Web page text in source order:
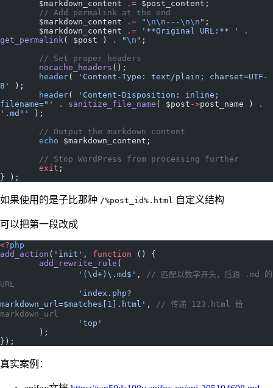
	$markdown_content
.= $post_content;
	// Add permalink at the end
	$markdown_content
.= "\n\n ---\n\n " ;
	$markdown_content
.= '**Original URL:** '
.
get_permalink( $post ) . "\n " ;
	// Set proper headers
	nocache_headers
();
	header
(
'Content-Type: text/plain; charset=UTF-
8'
);
	header
(
'Content-Disposition: inline;
filename="'
. sanitize_file_name ( $post ->post_name )
.
'.md"'
);
	// Output the markdown content
	echo
$markdown_content;
	// Stop WordPress from processing further
	exit
;
} );
如果使用的是子比那种 /%post_id%.html 自定义结构
可以把第一段改成
<?php
add_action ( 'init' , function () {
	add_rewrite_rule
(
		'(\d+)\.md$'
,
// 匹配以数字开头，后跟 .md 的
URL
markdown_url=$matches[1].html' ,
// 传递 123.html 给
markdown_url
		'top'
	);
});
真实案例：